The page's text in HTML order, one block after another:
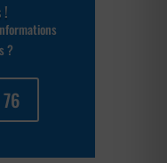
!
?